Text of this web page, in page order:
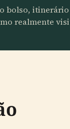
bolso,
realmente